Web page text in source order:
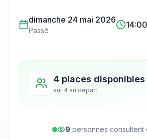
dimanche 24 mai 2026
Passé
14:00
4 places disponibles
sur 4 au départ
9 personnes consultent